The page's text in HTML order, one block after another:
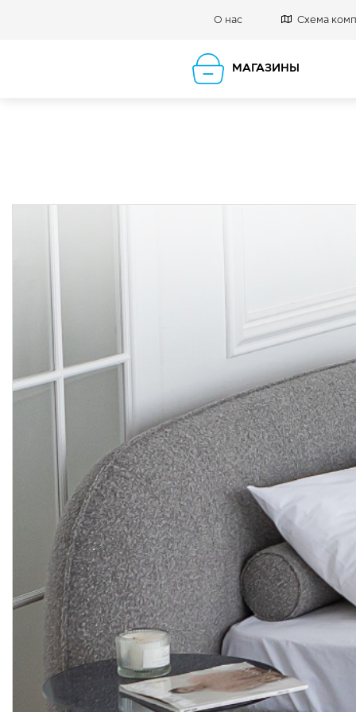
О нас Схема
МАГАЗИНЫ